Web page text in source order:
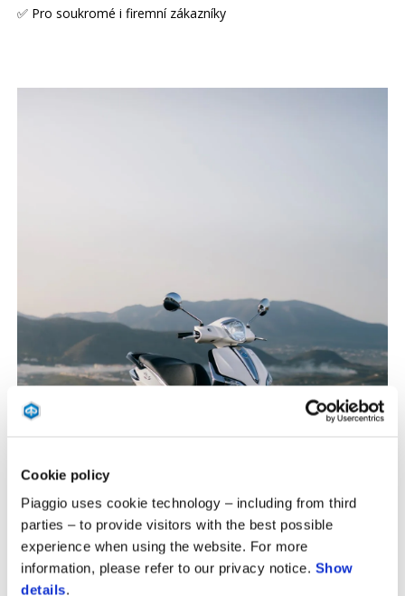
Cookie policy
Piaggio uses cookie technology – including from third
parties – to provide visitors with the best possible
experience when using the website. For more
information, please refer to our privacy notice. Show
details.
✅ Pro soukromé i firemní zákazníky